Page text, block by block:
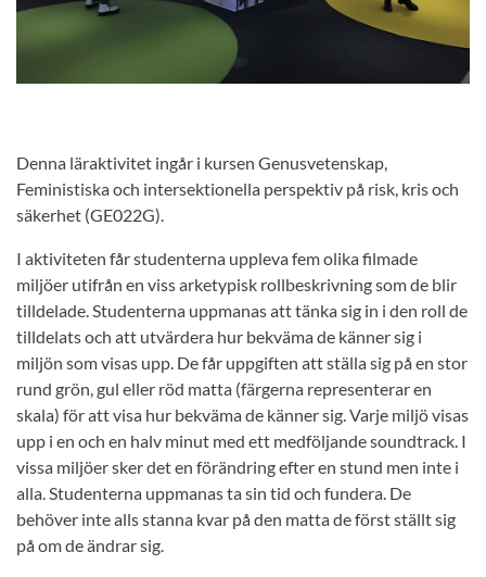
Denna läraktivitet ingår i kursen Genusvetenskap,
Feministiska och intersektionella perspektiv på risk, kris och
säkerhet (GE022G).
I aktiviteten får studenterna uppleva fem olika filmade
miljöer utifrån en viss arketypisk rollbeskrivning som de blir
tilldelade. Studenterna uppmanas att tänka sig in i den roll de
tilldelats och att utvärdera hur bekväma de känner sig i
miljön som visas upp. De får uppgiften att ställa sig på en stor
rund grön, gul eller röd matta (färgerna representerar en
skala) för att visa hur bekväma de känner sig. Varje miljö visas
upp i en och en halv minut med ett medföljande soundtrack. I
vissa miljöer sker det en förändring efter en stund men inte i
alla. Studenterna uppmanas ta sin tid och fundera. De
behöver inte alls stanna kvar på den matta de först ställt sig
på om de ändrar sig.